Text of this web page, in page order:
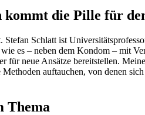
kommt die Pille für
Stefan Schlatt ist
es – neben dem Kondom – mit
für neue Ansätze bereitstellen.
Methoden auftauchen, von denen
Thema